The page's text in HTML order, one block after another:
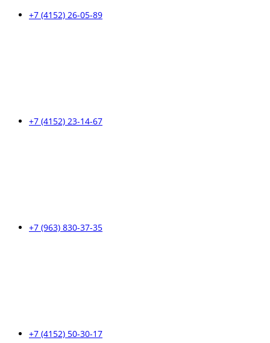
+7 (4152) 26-05-89
+7 (4152) 23-14-67
+7 (963) 830-37-35
+7 (4152) 50-30-17